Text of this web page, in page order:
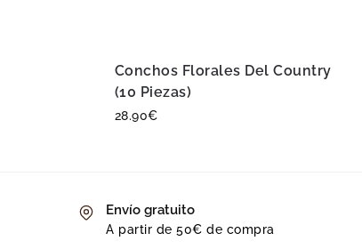
Conchos Florales Del Country
(10 Piezas)
28.90€
Envío gratuito
A partir de 50€ de compra